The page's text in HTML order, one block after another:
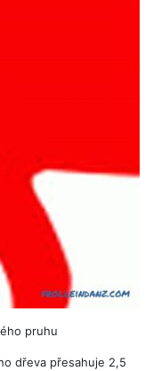
pruhu
dřeva přesahuje 2,5